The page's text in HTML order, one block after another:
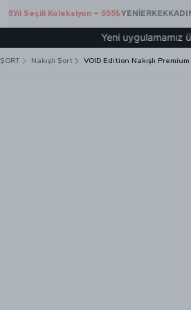
5.Yıl Seçili Koleksiyon – 555₺YENİERKEK
Yeni uygulamamız
ŞORT Nakışlı Şort VOID Edition Nakışlı